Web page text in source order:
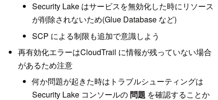
Security Lake はサービスを無効化した時にリソース
が削除されないため(Glue Database など)
SCP による制限も追加で意識しよう
再有効化エラーはCloudTrail に情報が残っていない場合
があるため注意
何か問題が起きた時はトラブルシューティングは
Security Lake コンソールの 問題 を確認することか